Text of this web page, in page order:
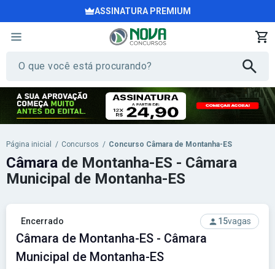
ASSINATURA PREMIUM
Página inicial / Concursos / Concurso Câmara de Montanha-ES
Encerrado 15vagas
Câmara de Montanha-ES - Câmara
Municipal de Montanha-ES
Câmara de Montanha-ES - Câmara
Municipal de Montanha-ES